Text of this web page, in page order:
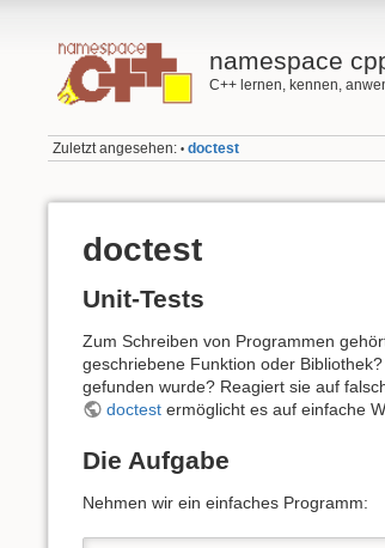
namespace
C++ lernen, kennen,
Zuletzt angesehen: • doctest
doctest
Unit-Tests
Zum Schreiben von Programmen
geschriebene Funktion oder
gefunden wurde? Reagiert sie auf
doctestermöglicht es auf einfache
Die Aufgabe
Nehmen wir ein einfaches Programm: